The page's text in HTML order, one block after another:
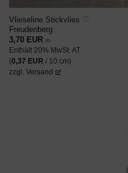
Vlieseline Stickvlies ♡
Freudenberg
3,70 EUR m
Enthält 20% MwSt. AT
(0,37 EUR / 10 cm)
zzgl. Versand